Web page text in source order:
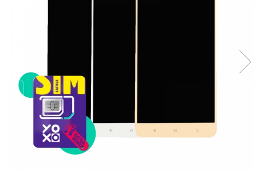
Telefoane mobile Fossibot
Telefoane mobile Lagenio
Telefoane mobile Samsung
Telefoane mobile iSEN
Telefoane mobile F150
Telefoane mobile HUAWEI
Telefoane mobile iHunt